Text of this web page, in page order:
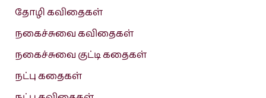
தோழி கவிதைகள்
நகைச்சுவை கவிதைகள்
நகைச்சுவை குட்டி கதைகள்
நட்பு கதைகள்